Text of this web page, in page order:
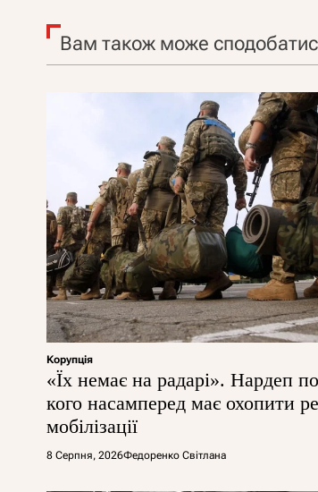
Вам також може
Корупція
«Їх немає на радарі». Нардеп
кого насамперед має охопити
мобілізації
8 Серпня, 2026Федоренко Світлана